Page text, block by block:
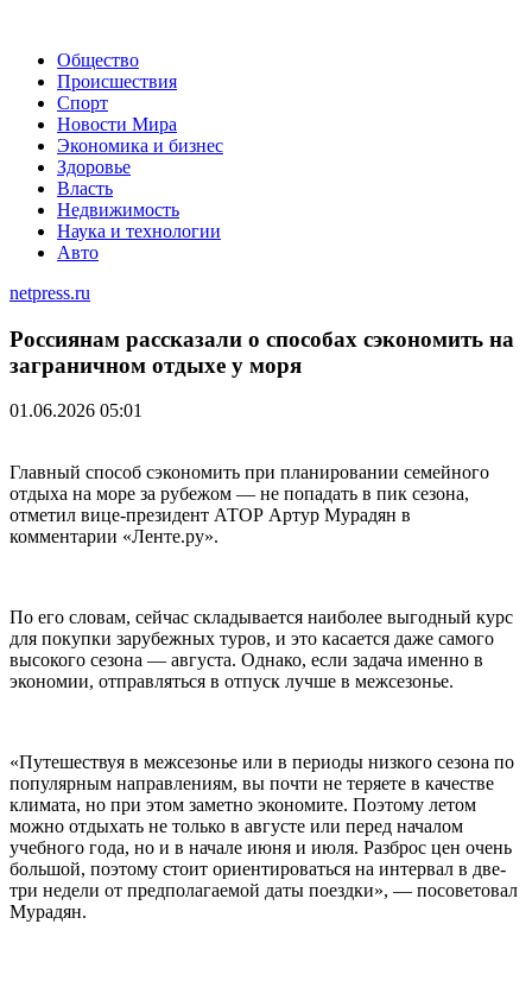
Общество
Происшествия
Спорт
Новости Мира
Экономика и бизнес
Здоровье
Власть
Недвижимость
Наука и технологии
Авто
netpress.ru
Россиянам рассказали о способах сэкономить на
заграничном отдыхе у моря
01.06.2026 05:01
Главный способ сэкономить при планировании семейного
отдыха на море за рубежом — не попадать в пик сезона,
отметил вице-президент АТОР Артур Мурадян в
комментарии «Ленте.ру».
По его словам, сейчас складывается наиболее выгодный курс
для покупки зарубежных туров, и это касается даже самого
высокого сезона — августа. Однако, если задача именно в
экономии, отправляться в отпуск лучше в межсезонье.
«Путешествуя в межсезонье или в периоды низкого сезона по
популярным направлениям, вы почти не теряете в качестве
климата, но при этом заметно экономите. Поэтому летом
можно отдыхать не только в августе или перед началом
учебного года, но и в начале июня и июля. Разброс цен очень
большой, поэтому стоит ориентироваться на интервал в две-
три недели от предполагаемой даты поездки», — посоветовал
Мурадян.